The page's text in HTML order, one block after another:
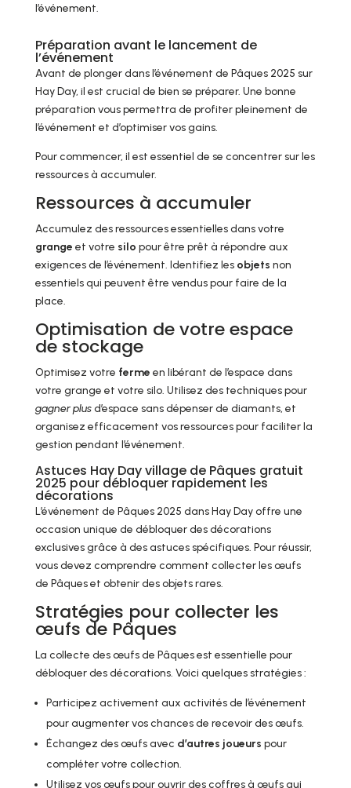
l’événement.
Préparation avant le lancement de
l’événement
Avant de plonger dans l’événement de Pâques 2025 sur
Hay Day, il est crucial de bien se préparer. Une bonne
préparation vous permettra de profiter pleinement de
l’événement et d’optimiser vos gains.
Pour commencer, il est essentiel de se concentrer sur les
ressources à accumuler.
Ressources à accumuler
Accumulez des ressources essentielles dans votre
grange et votre silo pour être prêt à répondre aux
exigences de l’événement. Identifiez les objets non
essentiels qui peuvent être vendus pour faire de la
place.
Optimisation de votre espace
de stockage
Optimisez votre ferme en libérant de l’espace dans
votre grange et votre silo. Utilisez des techniques pour
gagner plusd’espace sans dépenser de diamants, et
organisez efficacement vos ressources pour faciliter la
gestion pendant l’événement.
Astuces Hay Day village de Pâques gratuit
2025 pour débloquer rapidement les
décorations
L’événement de Pâques 2025 dans Hay Day offre une
occasion unique de débloquer des décorations
exclusives grâce à des astuces spécifiques. Pour réussir,
vous devez comprendre comment collecter les œufs
de Pâques et obtenir des objets rares.
Stratégies pour collecter les
œufs de Pâques
La collecte des œufs de Pâques est essentielle pour
débloquer des décorations. Voici quelques stratégies :
Participez activement aux activités de l’événement
pour augmenter vos chances de recevoir des œufs.
Échangez des œufs avec d’autres joueurs pour
compléter votre collection.
Utilisez vos œufs pour ouvrir des coffres à œufs qui